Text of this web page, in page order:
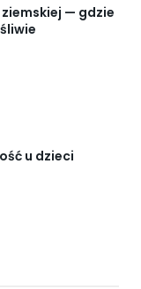
— gdzie
u dzieci